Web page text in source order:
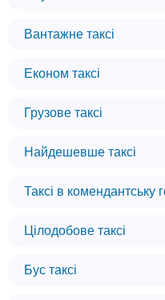
Вантажне таксі
Економ таксі
Грузове таксі
Найдешевше таксі
Таксі в комендантську
Цілодобове таксі
Бус таксі